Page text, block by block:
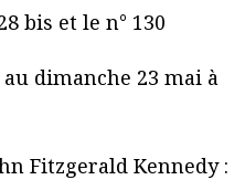
bis et le n° 130
dimanche 23 mai à
Fitzgerald Kennedy :